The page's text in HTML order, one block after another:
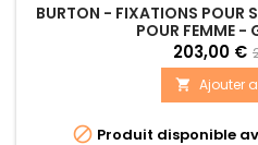
BURTON - FIXATIONS POUR
POUR FEMME -
203,00 €
 Ajouter
 Produit disponible